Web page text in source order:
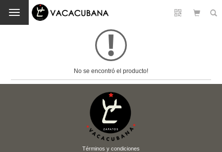
Cambio
No se encontró el producto!
Términos y condiciones